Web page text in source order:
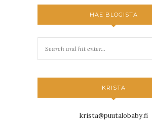
HAE BLOGISTA
KRISTA
krista@puutalobaby.fi